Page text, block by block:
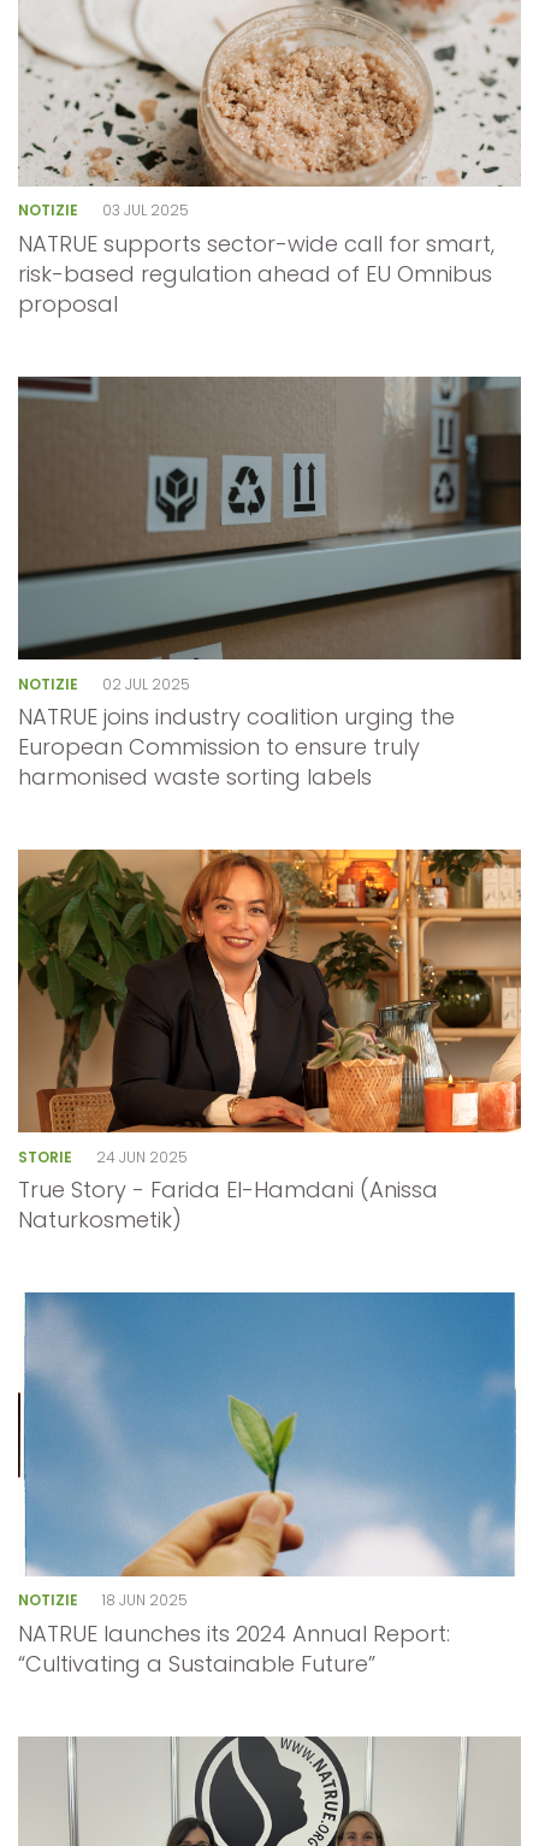
NOTIZIE 03 JUL 2025
NATRUE supports sector-wide call for smart,
risk-based regulation ahead of EU Omnibus
proposal
NOTIZIE 02 JUL 2025
NATRUE joins industry coalition urging the
European Commission to ensure truly
harmonised waste sorting labels
STORIE 24 JUN 2025
True Story - Farida El-Hamdani (Anissa
Naturkosmetik)
NOTIZIE 18 JUN 2025
NATRUE launches its 2024 Annual Report:
“Cultivating a Sustainable Future”